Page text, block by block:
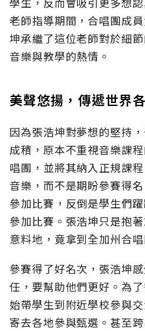
老師指導期間，合唱團成
坤承繼了這位老師對於細
音樂與教學的熱情。
美聲悠揚，傳遞世界
因為張浩坤對夢想的堅持
成積，原本不重視音樂課
唱團，並將其納入正規課
音樂，而不是期盼參賽得
參加比賽，反倒是學生們
參加比賽。張浩坤只是抱
意料地，竟拿到全加州合
參賽得了好名次，張浩坤
任，要幫助他們更好。為
始帶學生到附近學校參與
寄去各地參與甄選。甚至